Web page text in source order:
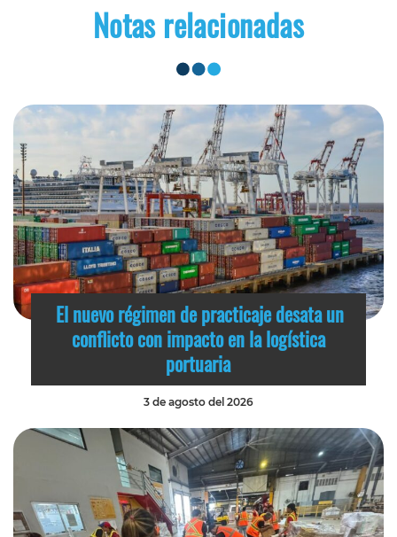
Notas relacionadas
El nuevo régimen de practicaje desata un
conflicto con impacto en la logística
portuaria
3 de agosto del 2026